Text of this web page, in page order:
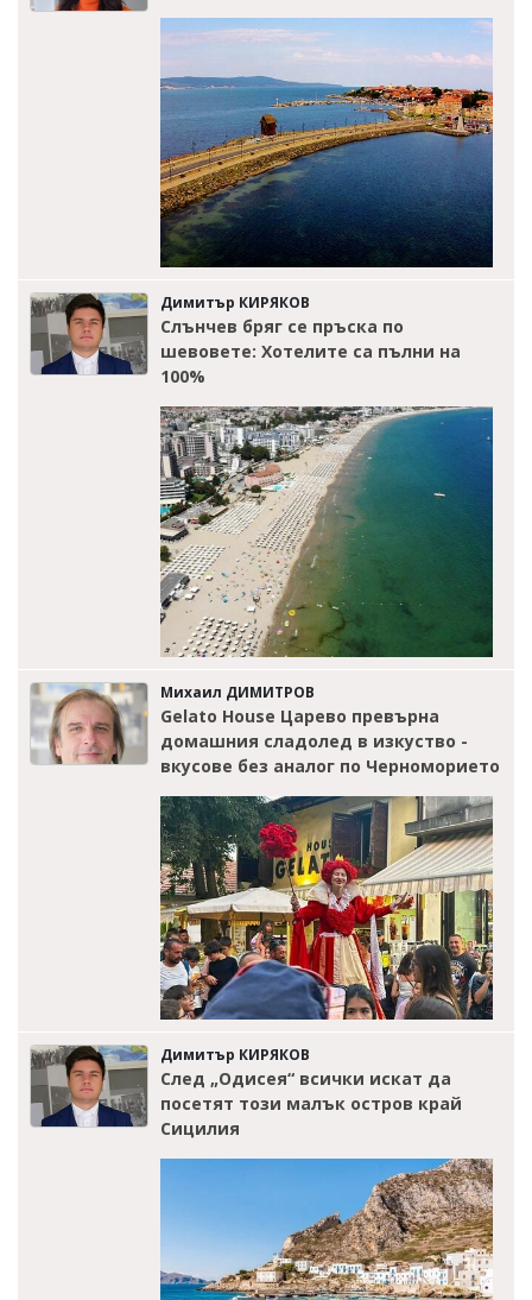
Димитър КИРЯКОВ
Слънчев бряг се пръска по
шевовете: Хотелите са пълни на
100%
Михаил ДИМИТРОВ
Gelato House Царево превърна
домашния сладолед в изкуство -
вкусове без аналог по Черноморието
Димитър КИРЯКОВ
След „Одисея“ всички искат да
посетят този малък остров край
Сицилия